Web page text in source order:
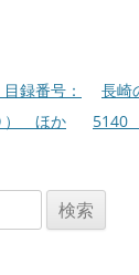
録番号：
） ほか
長崎
5140